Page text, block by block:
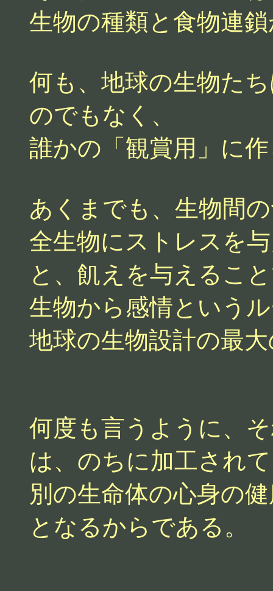
生物の種類と食物連
何も、地球の生物た
のでもなく、
誰かの「観賞用」に
あくまでも、生物間
全生物にストレスを
と、飢えを与えるこ
生物から感情という
地球の生物設計の最
何度も言うように、
は、のちに加工され
別の生命体の心身の
となるからである。